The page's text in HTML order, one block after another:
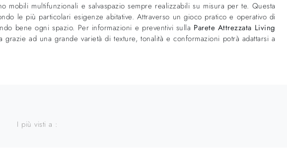
multifunzionali e salvaspazio sempre realizzabili su misura per te. Questa
le più particolari esigenze abitative. Attraverso un gioco pratico e operativo di
bene ogni spazio. Per informazioni e preventivi sulla Parete Attrezzata Living
ad una grande varietà di texture, tonalità e conformazioni potrà adattarsi a
I più visti a :